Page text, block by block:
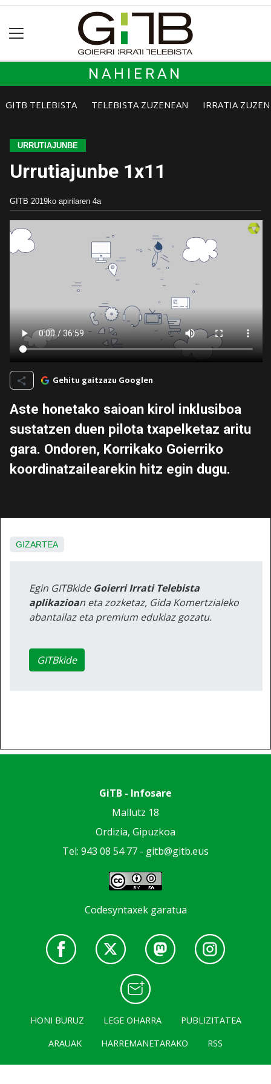
NAHIERAN
GITB TELEBISTA TELEBISTA ZUZENEAN IRRATIA
URRUTIAJUNBE
Urrutiajunbe 1x11
GITB 2019ko apirilaren 4a
Gehitu gaitzazu Googlen
Aste honetako saioan kirol inklusiboa
sustatzen duen pilota txapelketaz aritu
gara. Ondoren, Korrikako Goierriko
koordinatzailearekin hitz egin dugu.
GIZARTEA
Egin GITBkide Goierri Irrati Telebista
aplikazioan eta zozketaz, Gida Komertzialeko
abantailaz eta premium edukiaz gozatu.
GITBkide
GiTB - Infosare
Mallutz 18
Ordizia, Gipuzkoa
Tel: 943 08 54 77 - gitb@gitb.eus
Codesyntaxek garatua
HONI BURUZ LEGE OHARRA
PUBLIZITATEA
ARAUAK
HARREMANETARAKO RSS